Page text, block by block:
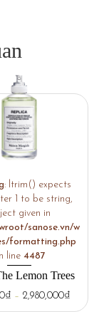
: ltrim() expects
1 to be string,
given in
sanose.vn/w
formatting.php
line 4487
Lemon Trees
₫ – 2,980,000₫